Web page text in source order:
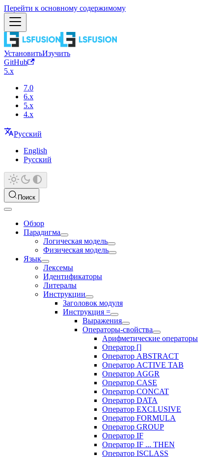
Перейти к основному содержимому
УстановитьИзучить
GitHub
5.x
7.0
6.x
5.x
4.x
Русский
English
Русский
Поиск
Обзор
Парадигма
Логическая модель
Физическая модель
Язык
Лексемы
Идентификаторы
Литералы
Инструкции
Заголовок модуля
Инструкция =
Выражения
Операторы-свойства
Арифметические операторы
Оператор []
Оператор ABSTRACT
Оператор ACTIVE TAB
Оператор AGGR
Оператор CASE
Оператор CONCAT
Оператор DATA
Оператор EXCLUSIVE
Оператор FORMULA
Оператор GROUP
Оператор IF
Оператор IF ... THEN
Оператор ISCLASS